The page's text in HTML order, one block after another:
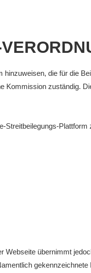
die für die
Kommission zuständig.
Streitbeilegungs-Plattform
Webseite übernimmt
gekennzeichnete